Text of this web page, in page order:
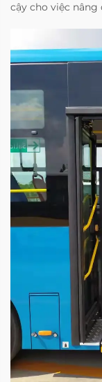
cậy cho việc nâng